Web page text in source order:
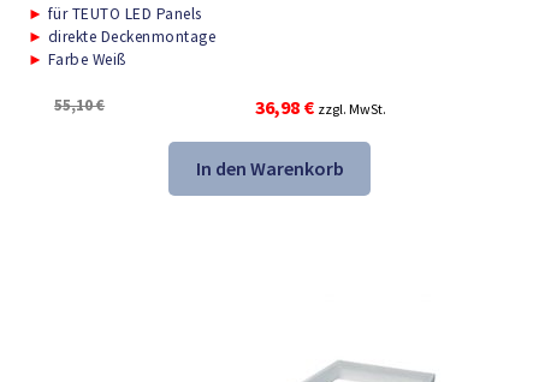
► für TEUTO LED Panels
► direkte Deckenmontage
► Farbe Weiß
55,10€
Ursprünglicher
Preis
war:
55,10 €
36,98 €Aktueller
Preis
ist:
36,98 €.
zzgl. MwSt.
In den Warenkorb